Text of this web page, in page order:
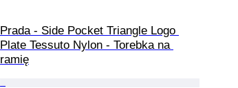
Prada - Side Pocket Triangle Logo
Plate Tessuto Nylon - Torebka na
ramię